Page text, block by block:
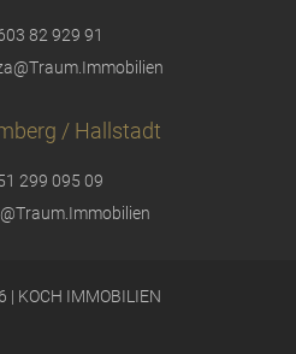
82 929 91
/ Hallstadt
299 095 09
| KOCH IMMOBILIEN